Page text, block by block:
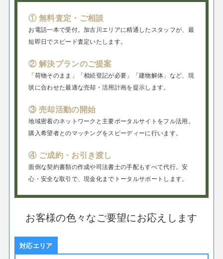
① 無料査定・ご相談
お電話一本で受付。加古川エリアに精通したスタッフが、最
短即日でスピード査定いたします。
② 解決プランのご提案
「荷物そのまま」「相続登記が必要」「建物解体」など、現
状に合わせた最適な売却・活用計画を提示します。
③ 売却活動の開始
地域密着のネットワークと主要ポータルサイトをフル活用。
購入希望者とのマッチングをスピーディーに行います。
④ ご成約・お引き渡し
面倒な契約書類の作成や司法書士の手配もすべて代行。安
心・安全な取引で、現金化までトータルサポートします。
お客様の色々なご要望にお応えします
対応エリア